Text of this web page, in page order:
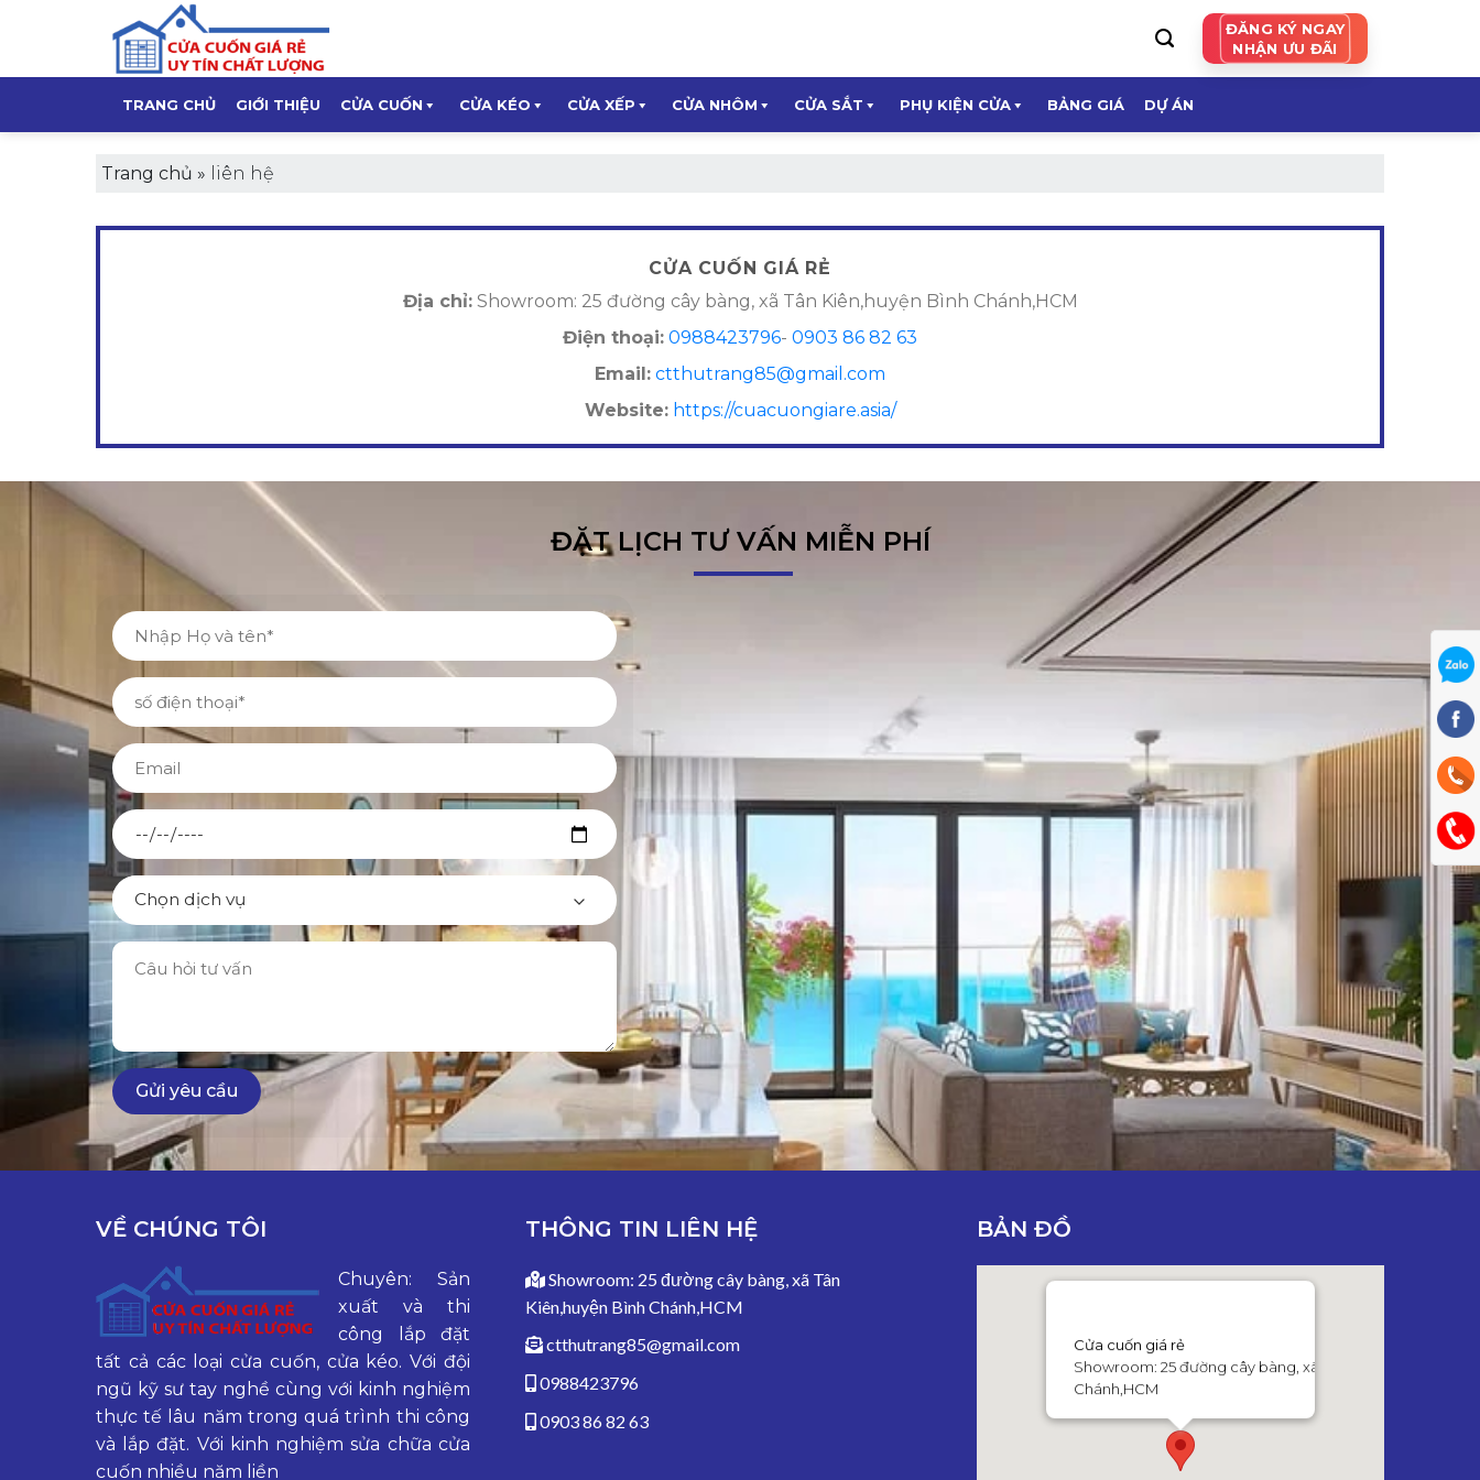
ĐĂNG KÝ NGAY
NHẬN ƯU ĐÃI
TRANG CHỦ GIỚI THIỆU CỬA CUỐN CỬA KÉO CỬA XẾP CỬA NHÔM CỬA SẮT PHỤ KIỆN CỬA BẢNG GIÁ DỰ ÁN
Trang chủ » liên hệ
CỬA CUỐN GIÁ RẺ
Địa chỉ:Showroom: 25 đường cây bàng, xã Tân Kiên,huyện Bình Chánh,HCM
Điện thoại: 0988423796- 0903 86 82 63
Email: ctthutrang85@gmail.com
Website: https://cuacuongiare.asia/
ĐẶT LỊCH TƯ VẤN MIỄN PHÍ
VỀ CHÚNG TÔI
Chuyên: Sản
xuất và thi
công lắp đặt
tất cả các loại cửa cuốn, cửa kéo. Với đội
ngũ kỹ sư tay nghề cùng với kinh nghiệm
thực tế lâu năm trong quá trình thi công
và lắp đặt. Với kinh nghiệm sửa chữa cửa
cuốn nhiều năm liền
THÔNG TIN LIÊN HỆ
Showroom: 25 đường cây bàng, xã Tân
Kiên,huyện Bình Chánh,HCM
ctthutrang85@gmail.com
0988423796
0903 86 82 63
BẢN ĐỒ
Cửa cuốn giá rẻ
Showroom: 25 đường cây bàng, xã Tân Kiên,huyện Bình
Chánh,HCM